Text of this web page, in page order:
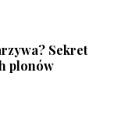
Sekret
plonów